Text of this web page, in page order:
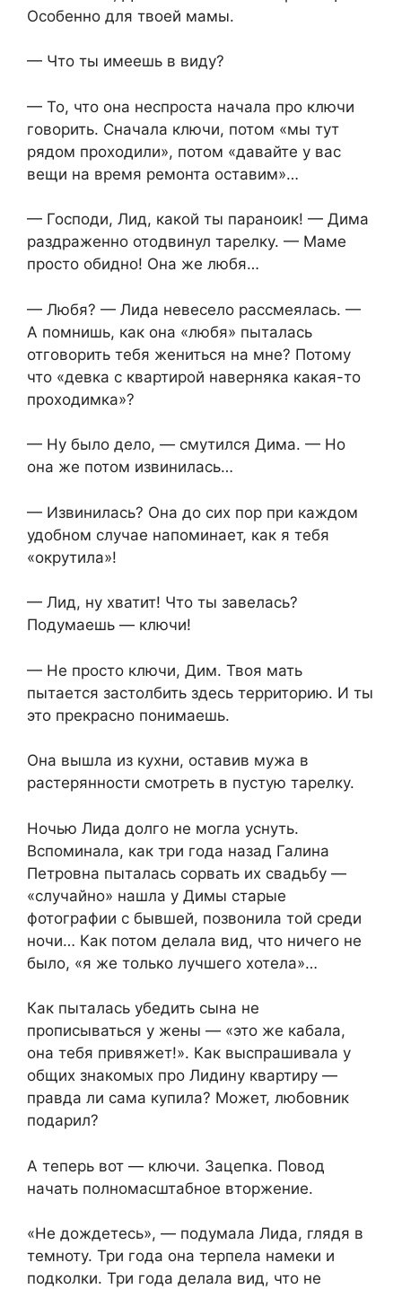
Особенно для твоей мамы.
— Что ты имеешь в виду?
— То, что она неспроста начала про ключи
говорить. Сначала ключи, потом «мы тут
рядом проходили», потом «давайте у вас
вещи на время ремонта оставим»…
— Господи, Лид, какой ты параноик! — Дима
раздраженно отодвинул тарелку. — Маме
просто обидно! Она же любя…
— Любя? — Лида невесело рассмеялась. —
А помнишь, как она «любя» пыталась
отговорить тебя жениться на мне? Потому
что «девка с квартирой наверняка какая-то
проходимка»?
— Ну было дело, — смутился Дима. — Но
она же потом извинилась…
— Извинилась? Она до сих пор при каждом
удобном случае напоминает, как я тебя
«окрутила»!
— Лид, ну хватит! Что ты завелась?
Подумаешь — ключи!
— Не просто ключи, Дим. Твоя мать
пытается застолбить здесь территорию. И ты
это прекрасно понимаешь.
Она вышла из кухни, оставив мужа в
растерянности смотреть в пустую тарелку.
Ночью Лида долго не могла уснуть.
Вспоминала, как три года назад Галина
Петровна пыталась сорвать их свадьбу —
«случайно» нашла у Димы старые
фотографии с бывшей, позвонила той среди
ночи… Как потом делала вид, что ничего не
было, «я же только лучшего хотела»…
Как пыталась убедить сына не
прописываться у жены — «это же кабала,
она тебя привяжет!». Как выспрашивала у
общих знакомых про Лидину квартиру —
правда ли сама купила? Может, любовник
подарил?
А теперь вот — ключи. Зацепка. Повод
начать полномасштабное вторжение.
«Не дождетесь», — подумала Лида, глядя в
темноту. Три года она терпела намеки и
подколки. Три года делала вид, что не